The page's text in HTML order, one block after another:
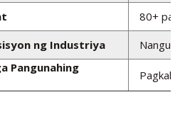
80+
ng Industriya
Pangunahing